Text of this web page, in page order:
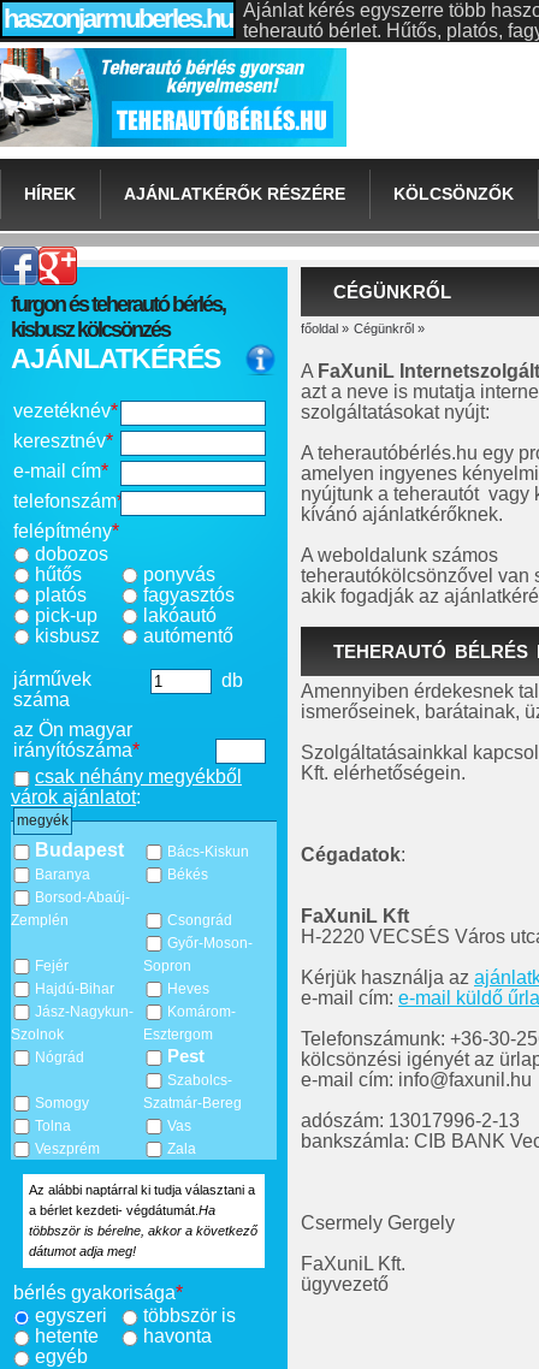
haszonjarmuberles.hu Ajánlat kérés egyszerre több
teherautó bérlet. Hűtős, platós,
HÍREK AJÁNLATKÉRŐK RÉSZÉRE KÖLCSÖNZŐK
furgon és teherautó bérlés,
kisbusz kölcsönzés
AJÁNLATKÉRÉS
vezetéknév*
keresztnév*
e-mail cím*
telefonszám*
felépítmény*
dobozos
hűtős
platós
pick-up
kisbusz
ponyvás
fagyasztós
lakóautó
autómentő
járművek
száma
db
az Ön magyar
irányítószáma*
csak néhány megyékből
várok ajánlatot:
megyék
Budapest
Bács-Kiskun
Baranya
Békés
Borsod-Abaúj-
Zemplén
Csongrád
Fejér
Győr-Moson-
Sopron
Hajdú-Bihar
Heves
Jász-Nagykun-
Szolnok
Komárom-
Esztergom
Nógrád
Pest
Somogy
Szabolcs-
Szatmár-Bereg
Tolna
Vas
Veszprém
Zala
Az alábbi naptárral ki tudja választani a
a bérlet kezdeti- végdátumát. Ha
többször is bérelne, akkor a következő
dátumot adja meg!
bérlés gyakorisága*
egyszeri
többször is
hetente
havonta
egyéb
CÉGÜNKRŐL
főoldal » Cégünkről »
A FaXuniL
azt a neve is mutatja
szolgáltatásokat nyújt:
A teherautóbérlés.hu egy
amelyen ingyenes
nyújtunk a teherautót vagy
kívánó ajánlatkérőknek.
A weboldalunk számos
teherautókölcsönzővel van
akik fogadják az
TEHERAUTÓ BÉLRÉS
Amennyiben érdekesnek
ismerőseinek, barátainak,
Szolgáltatásainkkal
Kft. elérhetőségein.
Cégadatok:
FaXuniL Kft
H-2220 VECSÉS Város
Kérjük használja az
e-mail cím: e-mail küldő
Telefonszámunk: +36-30-
kölcsönzési igényét az
e-mail cím: info@faxunil.hu
adószám: 13017996-2-13
bankszámla: CIB BANK
Csermely Gergely
FaXuniL Kft.
ügyvezető